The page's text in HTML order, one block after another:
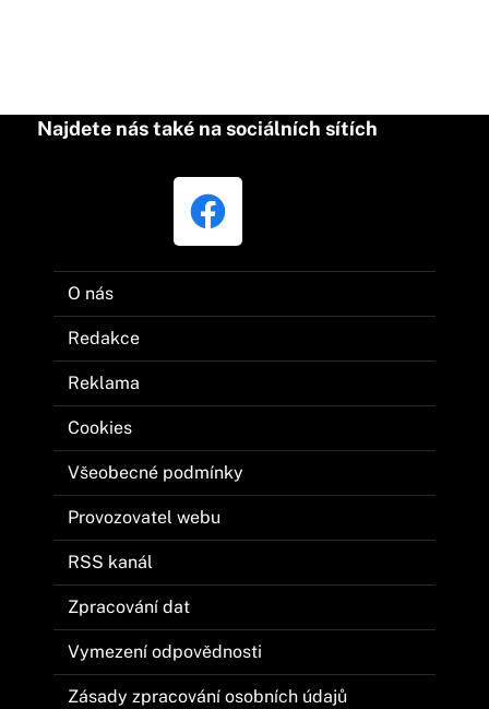
Najdete nás také na sociálních sítích
O nás
Redakce
Reklama
Cookies
Všeobecné podmínky
Provozovatel webu
RSS kanál
Zpracování dat
Vymezení odpovědnosti
Zásady zpracování osobních údajů